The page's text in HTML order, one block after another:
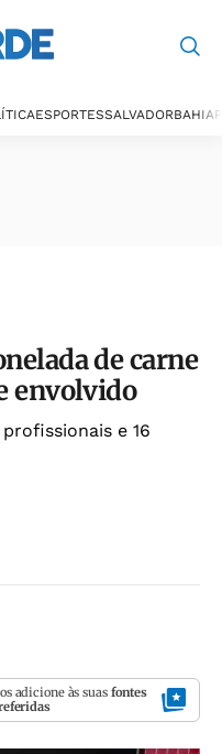
ESPORTESSALVADORBAHIA
de carne
envolvido
e 16
adicione às suas fontes